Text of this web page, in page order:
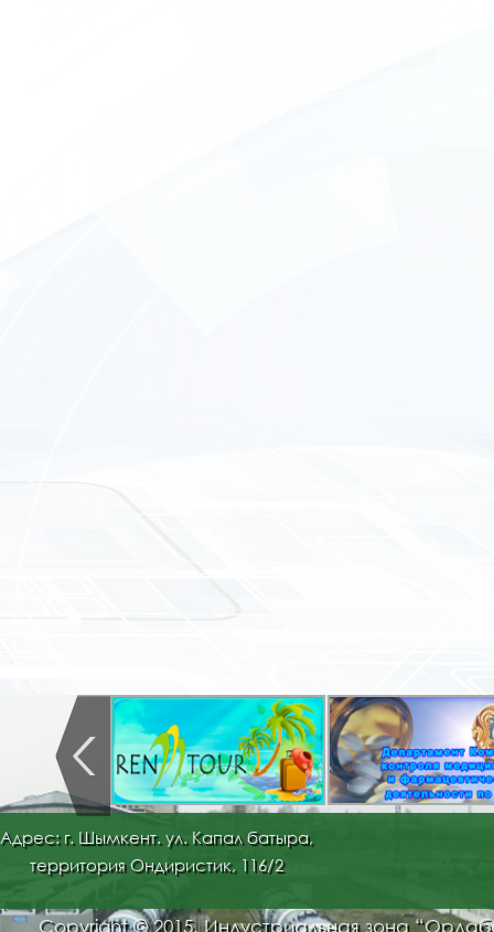
Адрес: г. Шымкент. ул. Капал батыра,
территория Ондиристик, 116/2
Copyright © 2015. Индустриальная зона